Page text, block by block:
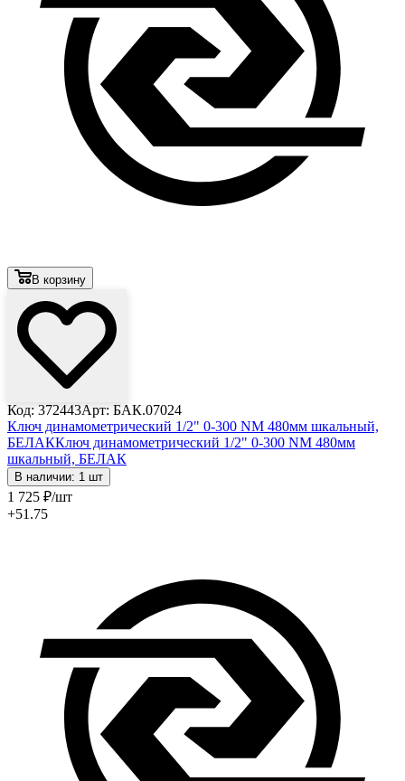
В корзину
Код: 372443Арт: БАК.07024
Ключ динамометрический 1/2" 0-300 NM 480мм шкальный,
БЕЛАККлюч динамометрический 1/2" 0-300 NM 480мм
шкальный, БЕЛАК
В наличии: 1 шт
1 725 ₽/шт
+51.75